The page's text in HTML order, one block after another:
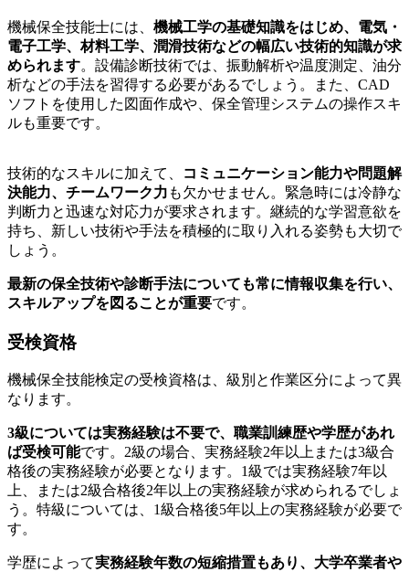
機械保全技能士には、 機械工学の基礎知識をはじめ、電気・
電子工学、材料工学、潤滑技術などの幅広い技術的知識が求
められます。設備診断技術では、振動解析や温度測定、油分
析などの手法を習得する必要があるでしょう。また、CAD
ソフトを使用した図面作成や、保全管理システムの操作スキ
ルも重要です。
技術的なスキルに加えて、
コミュニケーション能力や問題解
決能力、チームワーク力 も欠かせません。緊急時には冷静な
判断力と迅速な対応力が要求されます。継続的な学習意欲を
持ち、新しい技術や手法を積極的に取り入れる姿勢も大切で
しょう。
最新の保全技術や診断手法についても常に情報収集を行い、
スキルアップを図ることが重要です。
受検資格
機械保全技能検定の受検資格は、級別と作業区分によって異
なります。
3級については実務経験は不要で、職業訓練歴や学歴があれ
ば受検可能です。2級の場合、実務経験2年以上または3級合
格後の実務経験が必要となります。1級では実務経験7年以
上、または2級合格後2年以上の実務経験が求められるでしょ
う。特級については、1級合格後5年以上の実務経験が必要で
す。
学歴によって実務経験年数の短縮措置もあり、大学卒業者や